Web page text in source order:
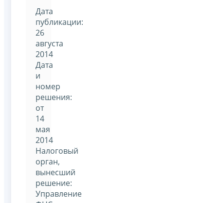
Дата
публикации:
26
августа
2014
Дата
и
номер
решения:
от
14
мая
2014
Налоговый
орган,
вынесший
решение:
Управление